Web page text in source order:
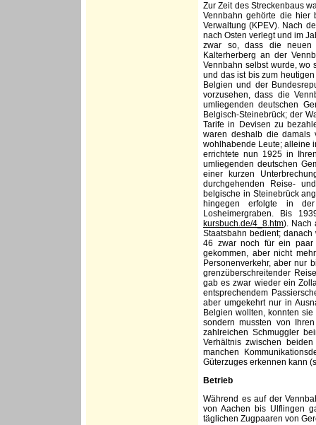
Zur Zeit des Streckenbaus
Vennbahn gehörte die hier
Verwaltung (KPEV). Nach
nach Osten verlegt und im
zwar so, dass die neuen
Kalterherberg an der
Vennbahn selbst wurde, wo
und das ist bis zum
Belgien und der
vorzusehen, dass die
umliegenden deutschen
Belgisch-Steinebrück; der
Tarife in Devisen zu
waren deshalb die damals
wohlhabende Leute; alleine
errichtete nun 1925 in
umliegenden deutschen
einer kurzen
durchgehenden Reise-
belgische in Steinebrück
hingegen erfolgte in der
Losheimergraben. Bis
kursbuch.de/4_8.htm). Nach
Staatsbahn bedient;
46 zwar noch für ein paar
gekommen, aber nicht
Personenverkehr, aber nur
grenzüberschreitender
gab es zwar wieder ein
entsprechendem
aber umgekehrt nur in
Belgien wollten, konnten
sondern mussten von
zahlreichen Schmuggler
Verhältnis zwischen
manchen
Güterzuges erkennen kann
Betrieb
Während es auf der
von Aachen bis Ulflingen
täglichen Zugpaaren von